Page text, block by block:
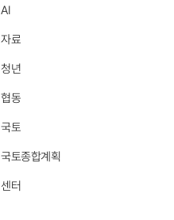
AI
자료
청년
협동
국토
국토종합계획
센터